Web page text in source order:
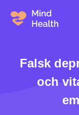
Falsk
och